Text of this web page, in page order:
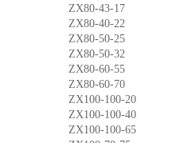
ZX80-43-17
ZX80-40-22
ZX80-50-25
ZX80-50-32
ZX80-60-55
ZX80-60-70
ZX100-100-20
ZX100-100-40
ZX100-100-65